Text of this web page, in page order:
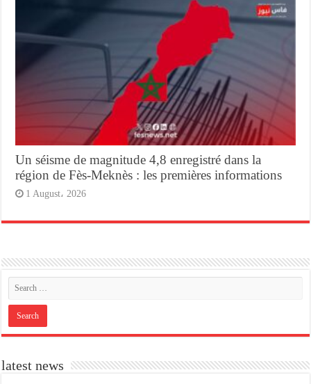
Un séisme de magnitude 4,8 enregistré dans la
région de Fès-Meknès : les premières informations
1 August، 2026
latest news